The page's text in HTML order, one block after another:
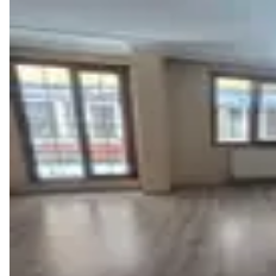
El Es
Metro Yanı
Kağıthane,
110 m²·
32.000 ₺
EL ES EMLAK VE